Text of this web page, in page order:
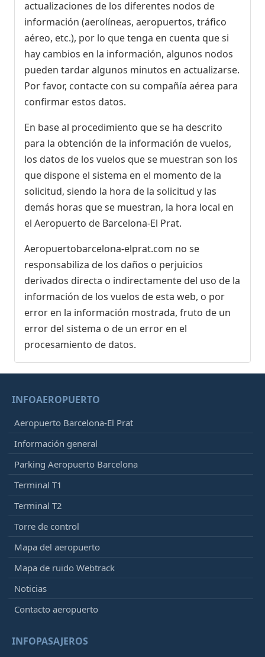
actualizaciones de los diferentes nodos de
información (aerolíneas, aeropuertos, tráfico
aéreo, etc.), por lo que tenga en cuenta que si
hay cambios en la información, algunos nodos
pueden tardar algunos minutos en actualizarse.
Por favor, contacte con su compañía aérea para
confirmar estos datos.
En base al procedimiento que se ha descrito
para la obtención de la información de vuelos,
los datos de los vuelos que se muestran son los
que dispone el sistema en el momento de la
solicitud, siendo la hora de la solicitud y las
demás horas que se muestran, la hora local en
el Aeropuerto de Barcelona-El Prat.
Aeropuertobarcelona-elprat.com no se
responsabiliza de los daños o perjuicios
derivados directa o indirectamente del uso de la
información de los vuelos de esta web, o por
error en la información mostrada, fruto de un
error del sistema o de un error en el
procesamiento de datos.
INFOAEROPUERTO
Aeropuerto Barcelona-El Prat
Información general
Parking Aeropuerto Barcelona
Terminal T1
Terminal T2
Torre de control
Mapa del aeropuerto
Mapa de ruido Webtrack
Noticias
Contacto aeropuerto
INFOPASAJEROS